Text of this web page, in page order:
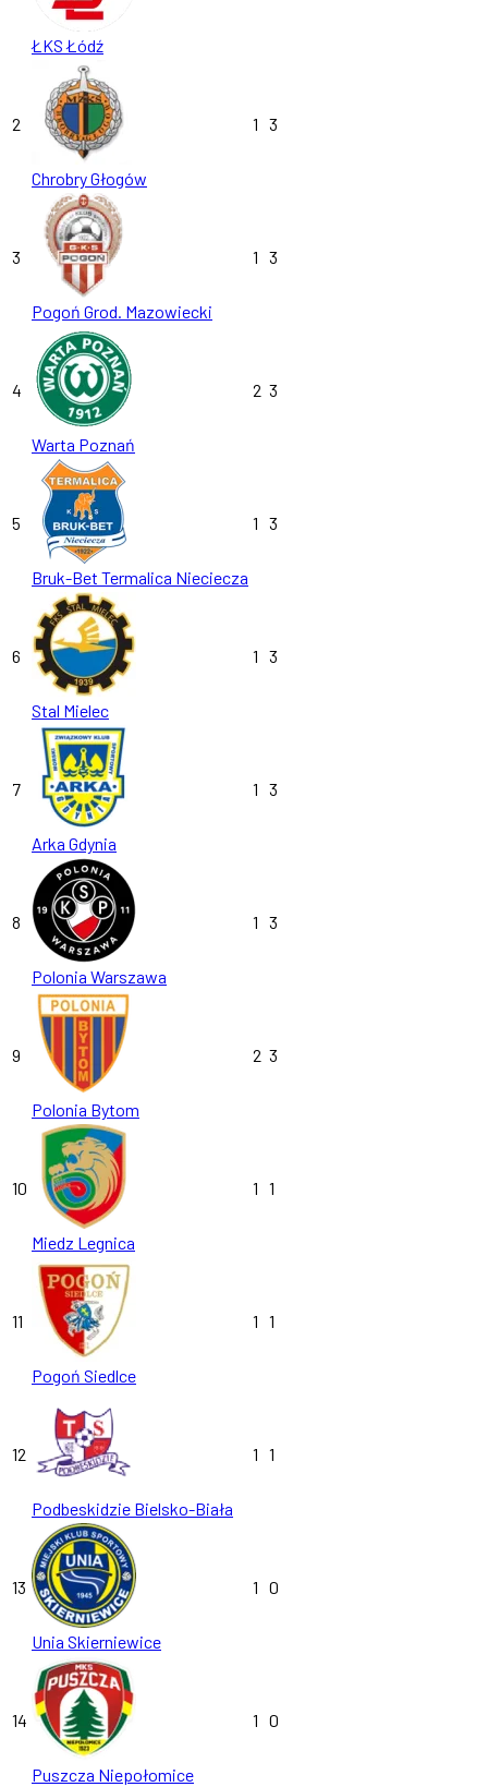
ŁKS Łódź
2
Chrobry Głogów
1 3
3
Pogoń Grod. Mazowiecki
1 3
4
Warta Poznań
2 3
5
Bruk-Bet Termalica Nieciecza
1 3
6
Stal Mielec
1 3
7
Arka Gdynia
1 3
8
Polonia Warszawa
1 3
9
Polonia Bytom
2 3
10
Miedz Legnica
1 1
11
Pogoń Siedlce
1 1
12
Podbeskidzie Bielsko-Biała
1 1
13
Unia Skierniewice
1 0
14
Puszcza Niepołomice
1 0